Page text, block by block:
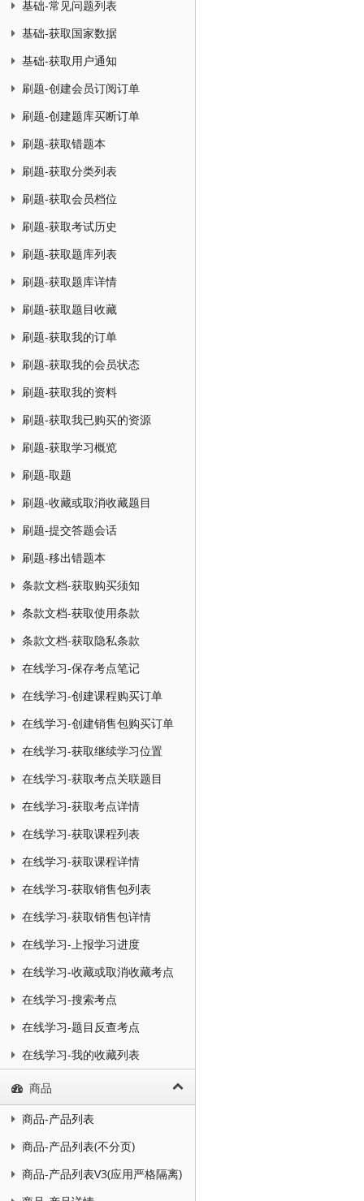
基础-常见问题列表
基础-获取国家数据
基础-获取用户通知
刷题-创建会员订阅订单
刷题-创建题库买断订单
刷题-获取错题本
刷题-获取分类列表
刷题-获取会员档位
刷题-获取考试历史
刷题-获取题库列表
刷题-获取题库详情
刷题-获取题目收藏
刷题-获取我的订单
刷题-获取我的会员状态
刷题-获取我的资料
刷题-获取我已购买的资源
刷题-获取学习概览
刷题-取题
刷题-收藏或取消收藏题目
刷题-提交答题会话
刷题-移出错题本
条款文档-获取购买须知
条款文档-获取使用条款
条款文档-获取隐私条款
在线学习-保存考点笔记
在线学习-创建课程购买订单
在线学习-创建销售包购买订单
在线学习-获取继续学习位置
在线学习-获取考点关联题目
在线学习-获取考点详情
在线学习-获取课程列表
在线学习-获取课程详情
在线学习-获取销售包列表
在线学习-获取销售包详情
在线学习-上报学习进度
在线学习-收藏或取消收藏考点
在线学习-搜索考点
在线学习-题目反查考点
在线学习-我的收藏列表
商品
商品-产品列表
商品-产品列表(不分页)
商品-产品列表V3(应用严格隔离)